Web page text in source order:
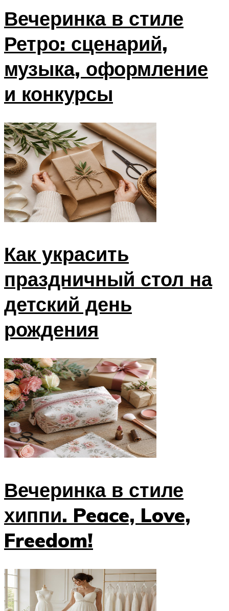
Вечеринка в стиле
Ретро: сценарий,
музыка, оформление
и конкурсы
Как украсить
праздничный стол на
детский день
рождения
Вечеринка в стиле
хиппи. Peace, Love,
Freedom!